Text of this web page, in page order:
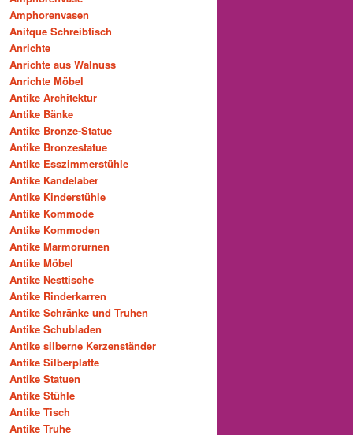
Amphorenvasen
Anitque Schreibtisch
Anrichte
Anrichte aus Walnuss
Anrichte Möbel
Antike Architektur
Antike Bänke
Antike Bronze-Statue
Antike Bronzestatue
Antike Esszimmerstühle
Antike Kandelaber
Antike Kinderstühle
Antike Kommode
Antike Kommoden
Antike Marmorurnen
Antike Möbel
Antike Nesttische
Antike Rinderkarren
Antike Schränke und Truhen
Antike Schubladen
Antike silberne Kerzenständer
Antike Silberplatte
Antike Statuen
Antike Stühle
Antike Tisch
Antike Truhe